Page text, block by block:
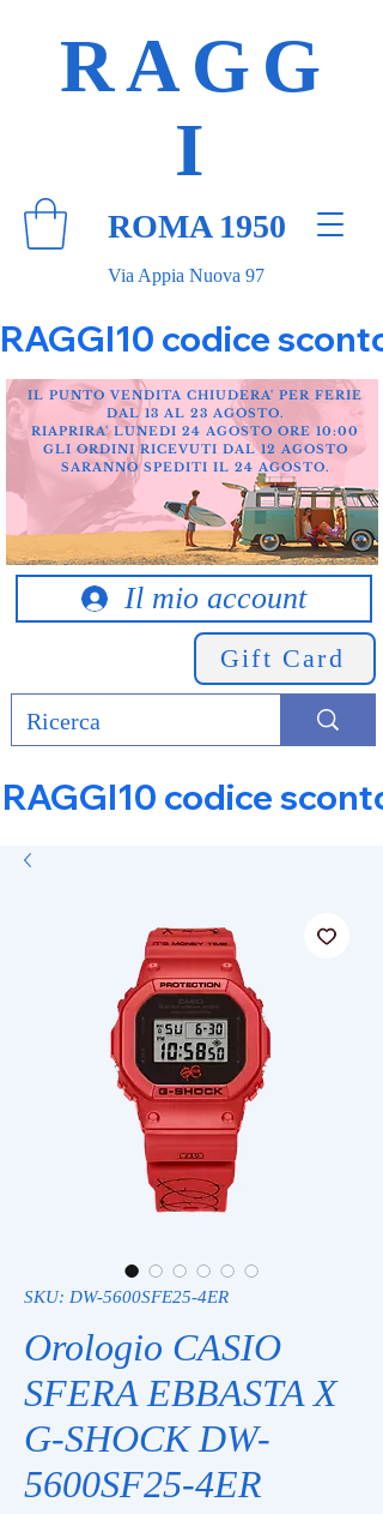
Via Appia Nuova 97
RAGG
I
ROMA 1950
RAGGI10 codice
Il mio account
Gift Card
IL PUNTO VENDITA CHIUDERA' PER FERIE
DAL 13 AL 23 AGOSTO.
RIAPRIRA' LUNEDI 24 AGOSTO ORE 10:00
GLI ORDINI RICEVUTI DAL 12 AGOSTO
SARANNO SPEDITI IL 24 AGOSTO.
RAGGI10 codice
SKU: DW-5600SFE25-4ER
Orologio CASIO
SFERA EBBASTA X
G-SHOCK DW-
5600SF25-4ER